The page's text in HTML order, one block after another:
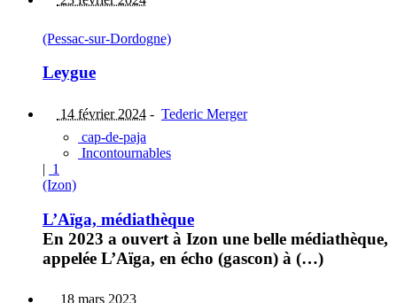
(Pessac-sur-Dordogne)
Leygue
14 février 2024 - Tederic Merger
cap-de-paja
Incontournables
| 1
(Izon)
L’Aïga, médiathèque
En 2023 a ouvert à Izon une belle médiathèque,
appelée L’Aïga, en écho (gascon) à (…)
18 mars 2023